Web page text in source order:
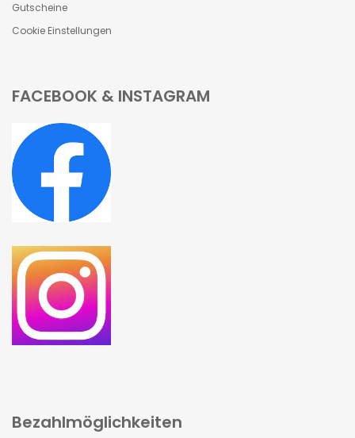
Gutscheine
Cookie Einstellungen
FACEBOOK & INSTAGRAM
Bezahlmöglichkeiten